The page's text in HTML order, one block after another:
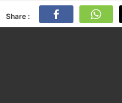
Share :